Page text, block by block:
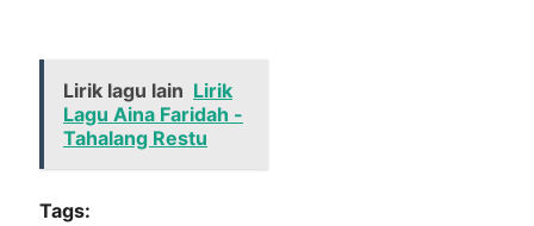
Lirik lagu lain Lirik
Lagu Aina Faridah -
Tahalang Restu
Tags: